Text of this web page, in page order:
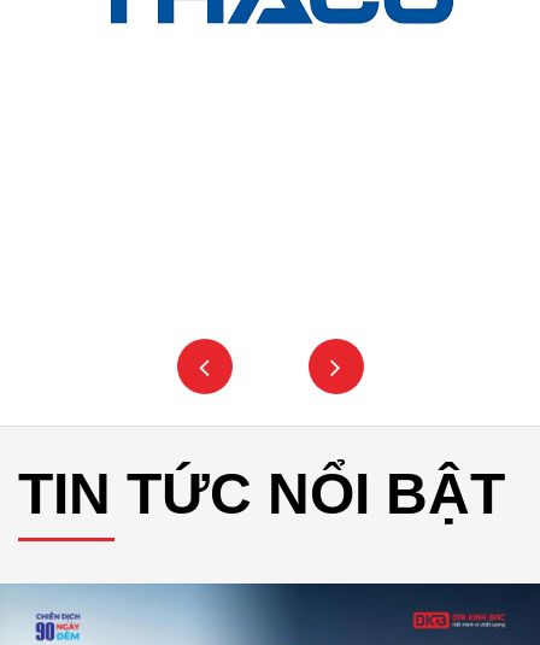
TIN TỨC NỔI BẬT